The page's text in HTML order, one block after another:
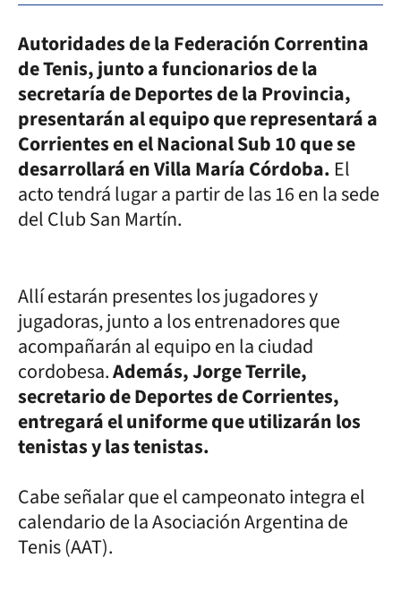
Autoridades de la Federación Correntina
de Tenis, junto a funcionarios de la
secretaría de Deportes de la Provincia,
presentarán al equipo que representará a
Corrientes en el Nacional Sub 10 que se
desarrollará en Villa María Córdoba. El
acto tendrá lugar a partir de las 16 en la sede
del Club San Martín.
Allí estarán presentes los jugadores y
jugadoras, junto a los entrenadores que
acompañarán al equipo en la ciudad
cordobesa.Además, Jorge Terrile,
secretario de Deportes de Corrientes,
entregará el uniforme que utilizarán los
tenistas y las tenistas.
Cabe señalar que el campeonato integra el
calendario de la Asociación Argentina de
Tenis (AAT).